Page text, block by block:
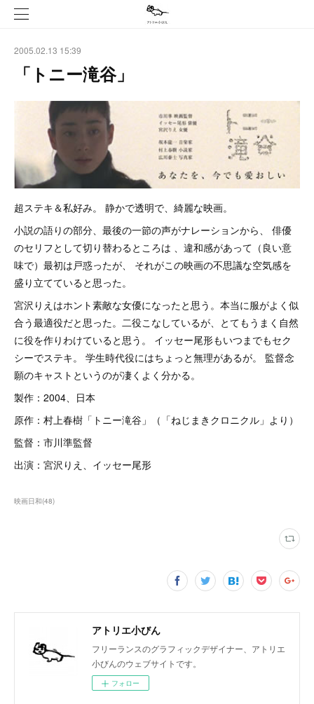
2005.02.13 15:39
「トニー滝谷」
超ステキ＆私好み。 静かで透明で、綺麗な映画。
小説の語りの部分、最後の一節の声がナレーションから、 俳優
のセリフとして切り替わるところは 、違和感があって（良い意
味で）最初は戸惑ったが、 それがこの映画の不思議な空気感を
盛り立てていると思った。
宮沢りえはホント素敵な女優になったと思う。本当に服がよく似
合う最適役だと思った。二役こなしているが、とてもうまく自然
に役を作りわけていると思う。 イッセー尾形もいつまでもセク
シーでステキ。 学生時代役にはちょっと無理があるが。 監督念
願のキャストというのが凄くよく分かる。
製作：2004、日本
原作：村上春樹「トニー滝谷」（「ねじまきクロニクル」より）
監督：市川準監督
出演：宮沢りえ、イッセー尾形
映画日和(48)
アトリエ小びん
フリーランスのグラフィックデザイナー、アトリエ
小びんのウェブサイトです。
フォロー